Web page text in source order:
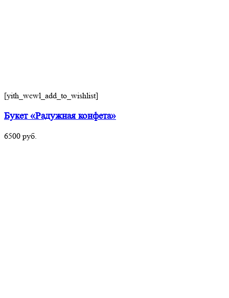
[yith_wcwl_add_to_wishlist]
Букет «Радужная конфета»
6500 руб.